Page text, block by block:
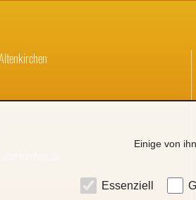
Einige von
Essenziell